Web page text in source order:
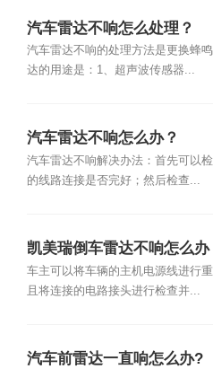
汽车雷达不响怎么处理？
汽车雷达不响的处理方法是更换蜂
达的用途是：1、超声波传感器...
汽车雷达不响怎么办？
汽车雷达不响解决办法：首先可以
的线路连接是否完好；然后检查...
凯美瑞倒车雷达不响怎么办
车主可以将车辆的主机电源线进行
且将连接的电路接头进行检查并...
汽车前雷达一直响怎么办?